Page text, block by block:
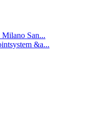
San...
&a...